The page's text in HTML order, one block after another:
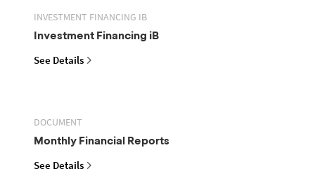
INVESTMENT FINANCING IB
Investment Financing iB
See Details
DOCUMENT
Monthly Financial Reports
See Details